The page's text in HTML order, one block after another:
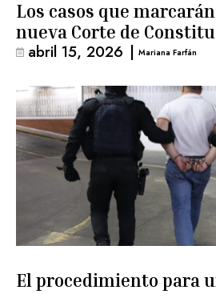
Los casos que
nueva Corte de
abril 15, 2026 | Mariana Farfán
El procedimiento para